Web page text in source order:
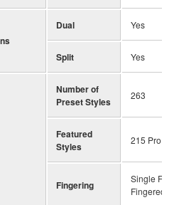
Dual Yes
Split Yes
Number of
Preset Styles
263
Featured
Styles
215 Pro
Fingering
Single
Fingered,